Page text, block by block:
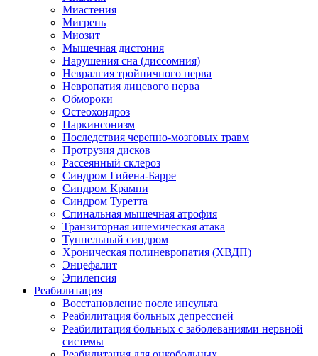
Миастения
Мигрень
Миозит
Мышечная дистония
Нарушения сна (диссомния)
Невралгия тройничного нерва
Невропатия лицевого нерва
Обмороки
Остеохондроз
Паркинсонизм
Последствия черепно-мозговых травм
Протрузия дисков
Рассеянный склероз
Синдром Гийена-Барре
Синдром Крампи
Синдром Туретта
Спинальная мышечная атрофия
Транзиторная ишемическая атака
Туннельный синдром
Хроническая полиневропатия (ХВДП)
Энцефалит
Эпилепсия
Реабилитация
Восстановление после инсульта
Реабилитация больных депрессией
Реабилитация больных с заболеваниями нервной
системы